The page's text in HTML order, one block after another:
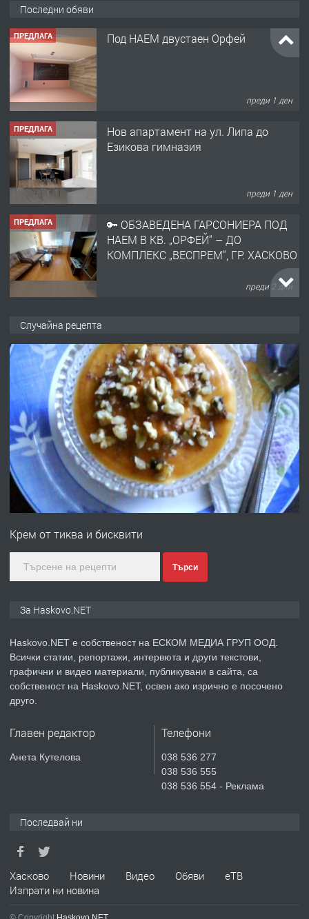
Последни обяви
ПРЕДЛАГА Под НАЕМ двустаен Орфей
преди 1 ден
ПРЕДЛАГА
Нов апартамент на ул. Липа до
Езикова гимназия
преди 1 ден
ПРЕДЛАГА
🔑 ОБЗАВЕДЕНА ГАРСОНИЕРА ПОД
НАЕМ В КВ. „ОРФЕЙ“ – ДО
КОМПЛЕКС „ВЕСПРЕМ“, ГР. ХАСКОВО
преди 2 дни
АПАРТАМЕНТ В ЦЕНТЪРА НА ГР.
ХАСКОВО
преди 3 дни
ПРЕДЛАГА Давам гараж под наем
преди 3 дни
ПРЕДЛАГА
№4120 Магазин/Офис под наем в кв.
градската градина!
преди 4 дни
ПРЕДЛАГА
Продавам парцел в гр. Хасково кв.
СГЛОБЯВАНЕ НА МЕБЕЛИ.
ПРЕДЛАГА
№4119 Едностаен обзаведен
Случайна рецепта
Крем от тиква и бисквити
Търси
За Haskovo.NET
Haskovo.NET е собственост на ЕСКОМ МЕДИА ГРУП ООД.
Всички статии, репортажи, интервюта и други текстови,
графични и видео материали, публикувани в сайта, са
собственост на Haskovo.NET, освен ако изрично е посочено
друго.
Главен редактор
Анета Кутелова
Телефони
038 536 277
038 536 555
038 536 554 - Реклама
Последвай ни
Хасково Новини Видео Обяви
еТВ
Изпрати ни новина